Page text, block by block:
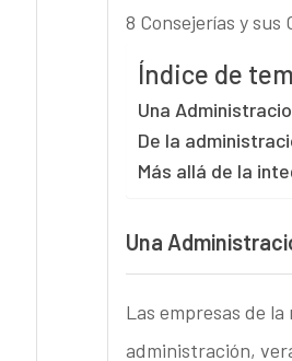
8 Consejerías y sus
Índice de
Una
De la
Más allá de la
Una
Las empresas de
administración,